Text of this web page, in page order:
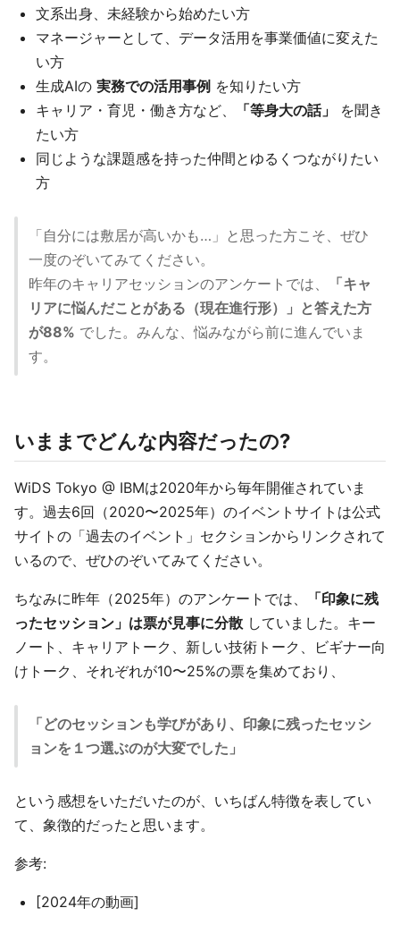
文系出身、未経験から始めたい方
マネージャーとして、データ活用を事業価値に変えた
い方
生成AIの 実務での活用事例 を知りたい方
キャリア・育児・働き方など、
「等身大の話」
を聞き
たい方
同じような課題感を持った仲間とゆるくつながりたい
方
「自分には敷居が高いかも…」と思った方こそ、ぜひ
一度のぞいてみてください。
昨年のキャリアセッションのアンケートでは、
「キャ
リアに悩んだことがある（現在進行形）」と答えた方
が88% でした。みんな、悩みながら前に進んでいま
す。
いままでどんな内容だったの?
WiDS Tokyo @ IBMは2020年から毎年開催されていま
す。過去6回（2020〜2025年）のイベントサイトは公式
サイトの「過去のイベント」セクションからリンクされて
いるので、ぜひのぞいてみてください。
ちなみに昨年（2025年）のアンケートでは、
「印象に残
ったセッション」は票が見事に分散 していました。キー
ノート、キャリアトーク、新しい技術トーク、ビギナー向
けトーク、それぞれが10〜25%の票を集めており、
「どのセッションも学びがあり、印象に残ったセッシ
ョンを１つ選ぶのが大変でした」
という感想をいただいたのが、いちばん特徴を表してい
て、象徴的だったと思います。
参考:
[2024年の動画]